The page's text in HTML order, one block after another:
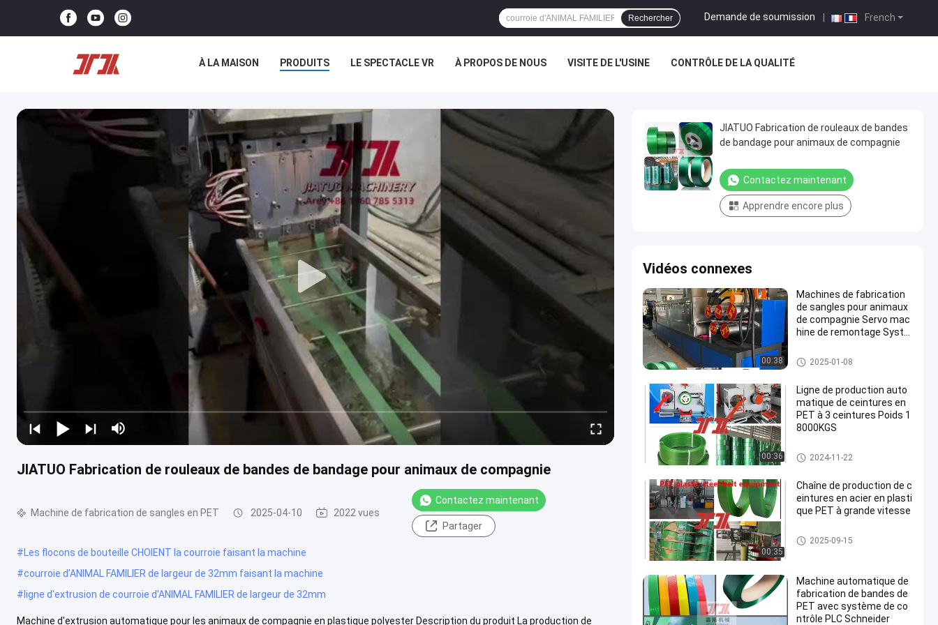
French
Demande de soumission
Rechercher
À LA MAISON PRODUITS LE SPECTACLE VR À PROPOS DE NOUS VISITE DE L'USINE CONTRÔLE DE LA QUALITÉ
JIATUO Fabrication de rouleaux de bandes de bandage pour animaux de compagnie
Machine de fabrication de sangles en PET 2025-04-10 2022 vues
Contactez maintenant
Partager
#Les flocons de bouteille CHOIENT la courroie faisant la machine
#courroie d'ANIMAL FAMILIER de largeur de 32mm faisant la machine
#ligne d'extrusion de courroie d'ANIMAL FAMILIER de largeur de 32mm
Machine d'extrusion automatique pour les animaux de compagnie en plastique polyester Description du produit La production de
JIATUO Fabrication de rouleaux de bandes
de bandage pour animaux de compagnie
Contactez maintenant
Apprendre encore plus
Vidéos connexes
00:38
Machines de fabrication
de sangles pour animaux
de compagnie Servo mac
hine de remontage Systè
Machine de fabrication de san
gles en PET
2025-01-08
00:36
Ligne de production auto
matique de ceintures en
PET à 3 ceintures Poids 1
8000KGS
Machine de fabrication de san
gles en PET
2024-11-22
00:35
Chaîne de production de c
eintures en acier en plasti
que PET à grande vitesse
Machine de fabrication de san
gles en PET
2025-09-15
Machine automatique de
fabrication de bandes de
PET avec système de co
ntrôle PLC Schneider